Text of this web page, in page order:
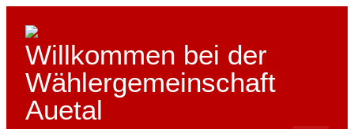
Skip
content
Willkommen bei der
Wählergemeinschaft
Auetal